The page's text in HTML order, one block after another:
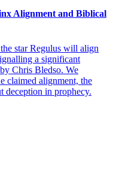
Alignment and Biblical
star Regulus will align
a significant
Chris Bledso. We
claimed alignment, the
deception in prophecy.